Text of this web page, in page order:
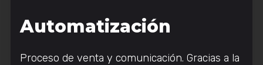
Automatización
Proceso de venta y comunicación. Gracias a la